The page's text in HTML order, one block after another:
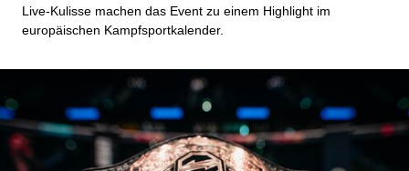
Live‑Kulisse machen das Event zu einem Highlight im
europäischen Kampfsportkalender.